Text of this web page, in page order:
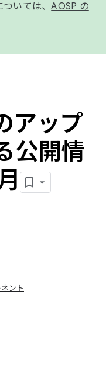
ついては、AOSP の
アップ
公開情
ント